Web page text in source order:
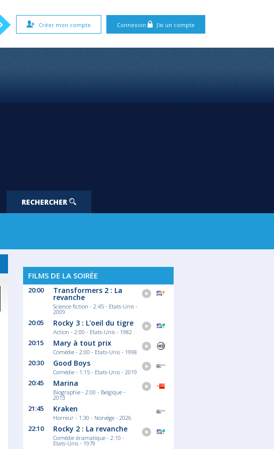
Connexion J'ai un compte
Créer mon compte
RECHERCHER
FILMS DE LA SOIRÉE
20:00 Transformers 2 : La
revanche
Science-fiction - 2:45 - Etats-Unis -
2009
20:05 Rocky 3 : L'oeil du tigre
Action - 2:00 - Etats-Unis - 1982
20:15 Mary à tout prix
Comédie - 2:00 - Etats-Unis - 1998
20:30 Good Boys
Comédie - 1:15 - Etats-Unis - 2019
20:45 Marina
Biographie - 2:00 - Belgique -
2013
21:45 Kraken
Horreur - 1:30 - Norvège - 2026
22:10 Rocky 2 : La revanche
Comédie dramatique - 2:10 -
Etats-Unis - 1979